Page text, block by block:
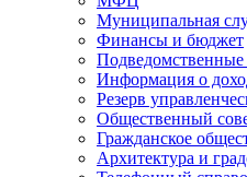
Муниципальная
Финансы и бюджет
Подведомственные
Информация о
Резерв
Общественный
Гражданское
Архитектура и